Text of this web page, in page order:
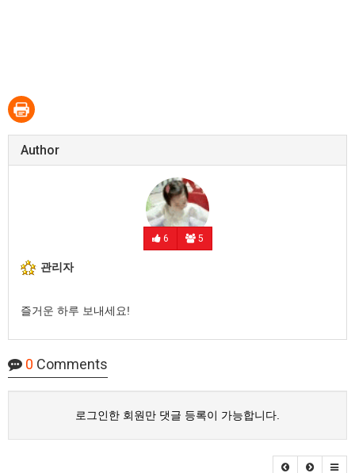
Author
6 5
관리자
즐거운 하루 보내세요!
0 Comments
로그인한 회원만 댓글 등록이 가능합니다.